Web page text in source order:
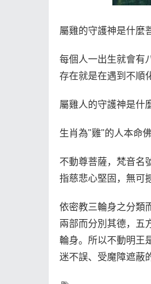
屬雞的守護神是什麼
每個人一出生就會有
存在就是在遇到不順
屬雞人的守護神是什
生肖為"雞"的人本命
不動尊菩薩，梵音名
指慈悲心堅固，無可
依密教三輪身之分類
兩部而分別其德，五
輪身。所以不動明王
迷不誤、受魔障遮蔽